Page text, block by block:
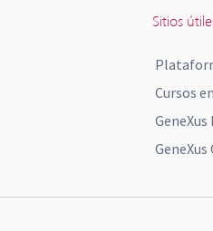
Sitios
Cursos